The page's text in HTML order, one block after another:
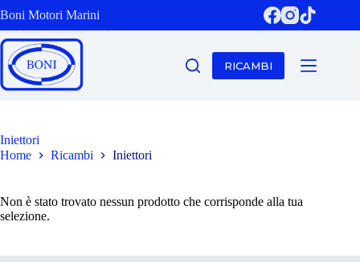
al
contenuto
Boni Motori Marini
RICAMBI
Iniettori
Home
Ricambi Iniettori
Non è stato trovato nessun prodotto che corrisponde alla tua
selezione.